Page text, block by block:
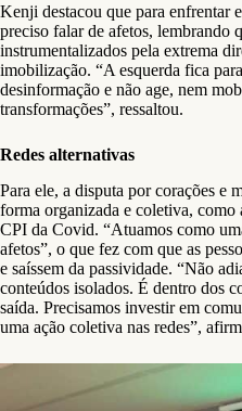
Kenji destacou que para enfrentar
preciso falar de afetos, lembrando
instrumentalizados pela extrema
imobilização. “A esquerda fica
desinformação e não age, nem
transformações”, ressaltou.
Redes alternativas
Para ele, a disputa por corações e
forma organizada e coletiva, como
CPI da Covid. “Atuamos como
afetos”, o que fez com que as
e saíssem da passividade. “Não
conteúdos isolados. É dentro dos
saída. Precisamos investir em
uma ação coletiva nas redes”,